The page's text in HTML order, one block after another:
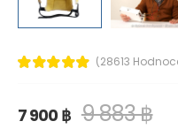
(28613
7 900 ฿ 9 883 ฿